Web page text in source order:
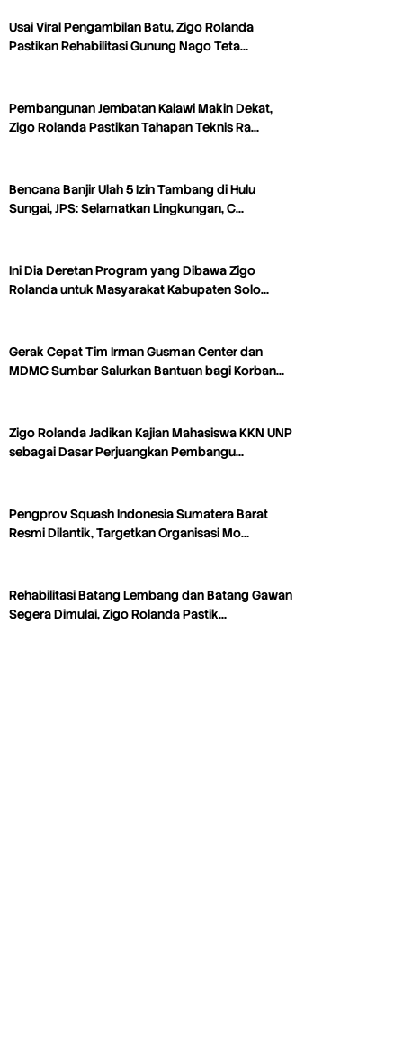
Usai Viral Pengambilan Batu, Zigo Rolanda
Pastikan Rehabilitasi Gunung Nago Teta…
Pembangunan Jembatan Kalawi Makin Dekat,
Zigo Rolanda Pastikan Tahapan Teknis Ra…
Bencana Banjir Ulah 5 Izin Tambang di Hulu
Sungai, JPS: Selamatkan Lingkungan, C…
Ini Dia Deretan Program yang Dibawa Zigo
Rolanda untuk Masyarakat Kabupaten Solo…
Gerak Cepat Tim Irman Gusman Center dan
MDMC Sumbar Salurkan Bantuan bagi Korban…
Zigo Rolanda Jadikan Kajian Mahasiswa KKN UNP
sebagai Dasar Perjuangkan Pembangu…
Pengprov Squash Indonesia Sumatera Barat
Resmi Dilantik, Targetkan Organisasi Mo…
Rehabilitasi Batang Lembang dan Batang Gawan
Segera Dimulai, Zigo Rolanda Pastik…